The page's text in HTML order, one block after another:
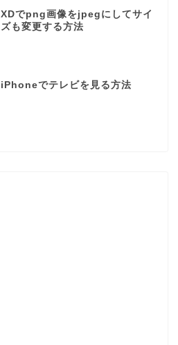
XDでpng画像をjpegにしてサイ
ズも変更する方法
iPhoneでテレビを見る方法